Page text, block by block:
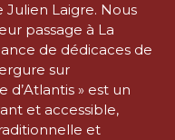
Julien Laigre. Nous
passage à La
de dédicaces de
sur
d’Atlantis » est un
et accessible,
et